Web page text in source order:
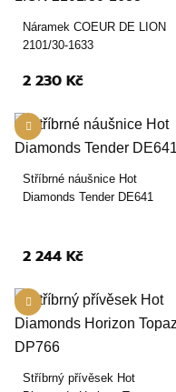
Náramek COEUR DE LION
2101/30-1633
2 230 Kč
Stříbrné náušnice Hot
Diamonds Tender DE641
2 244 Kč
Stříbrný přívěsek Hot